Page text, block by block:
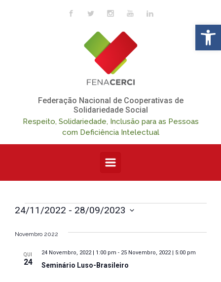
Skip to main content
Federação Nacional de Cooperativas de
Solidariedade Social
Respeito, Solidariedade, Inclusão para as Pessoas
com Deficiência Intelectual
Eventos
N
a
N
v
24/11/2022 - 28/09/2023
e
Novembro 2022
QUI
24 Seminário Luso-Brasileiro
24 Novembro, 2022 | 1:00 pm - 25 Novembro, 2022 | 5:00 pm